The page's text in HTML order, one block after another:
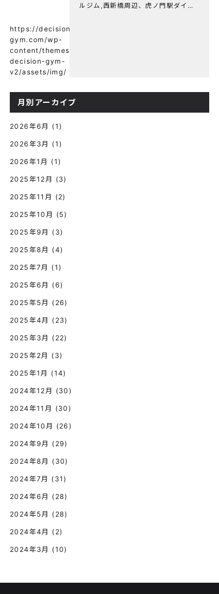
https://decision-
gym.com/wp-
content/themes/wp-
decision-gym-
v2/assets/img/
ルジム,西新橋周辺、虎ノ門駅ダイエ
月別アーカイブ
2026年6月 (1)
2026年3月 (1)
2026年1月 (1)
2025年12月 (3)
2025年11月 (2)
2025年10月 (5)
2025年9月 (3)
2025年8月 (4)
2025年7月 (1)
2025年6月 (6)
2025年5月 (26)
2025年4月 (23)
2025年3月 (22)
2025年2月 (3)
2025年1月 (14)
2024年12月 (30)
2024年11月 (30)
2024年10月 (26)
2024年9月 (29)
2024年8月 (30)
2024年7月 (31)
2024年6月 (28)
2024年5月 (28)
2024年4月 (2)
2024年3月 (10)